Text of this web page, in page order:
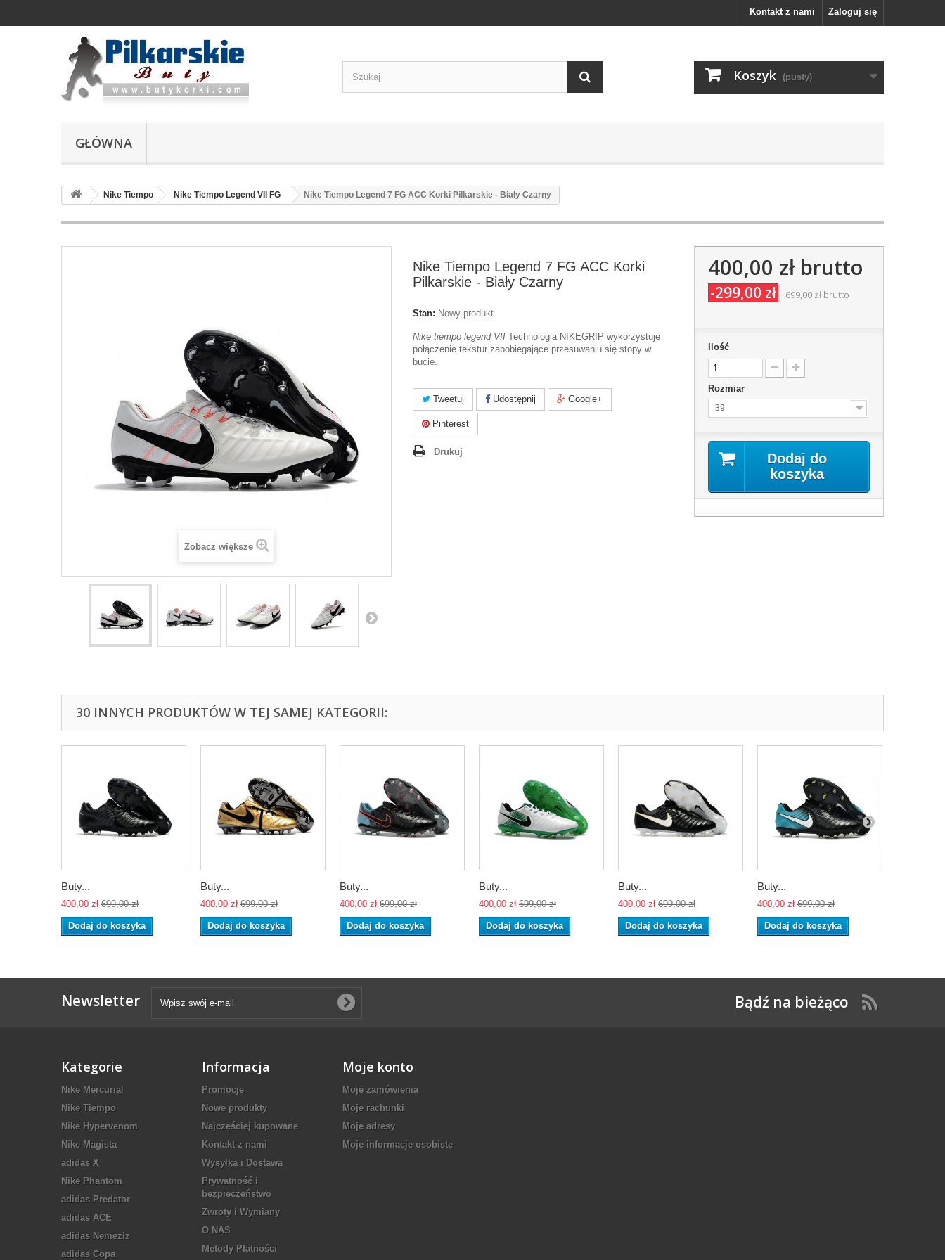
Zaloguj się
Kontakt z nami
Koszyk (pusty)
GŁÓWNA
Nike Tiempo Nike Tiempo Legend VII FG Nike Tiempo Legend 7 FG ACC Korki Pilkarskie - Biały Czarny
Zobacz większe
Nike Tiempo Legend 7 FG ACC Korki
Pilkarskie - Biały Czarny
Stan: Nowy produkt
Nike tiempo legend VII Technologia NIKEGRIP wykorzystuje
połączenie tekstur zapobiegające przesuwaniu się stopy w
bucie.
Tweetuj Udostępnij Google+
Pinterest
Drukuj
400,00 złbrutto
-299,00 zł 699,00 złbrutto
Ilość
Rozmiar
39
Dodaj do
koszyka
30 INNYCH PRODUKTÓW W TEJ SAMEJ KATEGORII:
Buty...
400,00 zł 699,00 zł
Dodaj do koszyka
Buty...
400,00 zł 699,00 zł
Dodaj do koszyka
Buty...
400,00 zł 699,00 zł
Dodaj do koszyka
Buty...
400,00 zł 699,00 zł
Dodaj do koszyka
Buty...
400,00 zł 699,00 zł
Dodaj do koszyka
Buty...
400,00 zł 699,00 zł
Dodaj do koszyka
Newsletter Bądź na bieżąco
Kategorie
Nike Mercurial
Nike Tiempo
Nike Hypervenom
Nike Magista
adidas X
Nike Phantom
adidas Predator
adidas ACE
adidas Nemeziz
adidas Copa
Informacja
Promocje
Nowe produkty
Najczęściej kupowane
Kontakt z nami
Wysyłka i Dostawa
Prywatność i
bezpieczeństwo
Zwroty i Wymiany
O NAS
Metody Płatności
Moje konto
Moje zamówienia
Moje rachunki
Moje adresy
Moje informacje osobiste